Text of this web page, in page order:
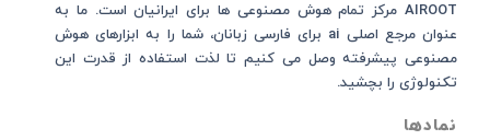
AIROOT مرکز تمام هوش مصنوعی‌‌‌ ها برای ایرانیان است. ما به
عنوان مرجع اصلی ai برای فارسی زبانان، شما را به ابزارهای هوش
مصنوعی پیشرفته وصل می کنیم تا لذت استفاده از قدرت این
تکنولوژی را بچشید.
نمادها